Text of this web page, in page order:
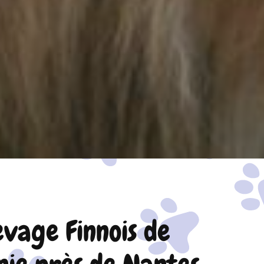
Finnois de